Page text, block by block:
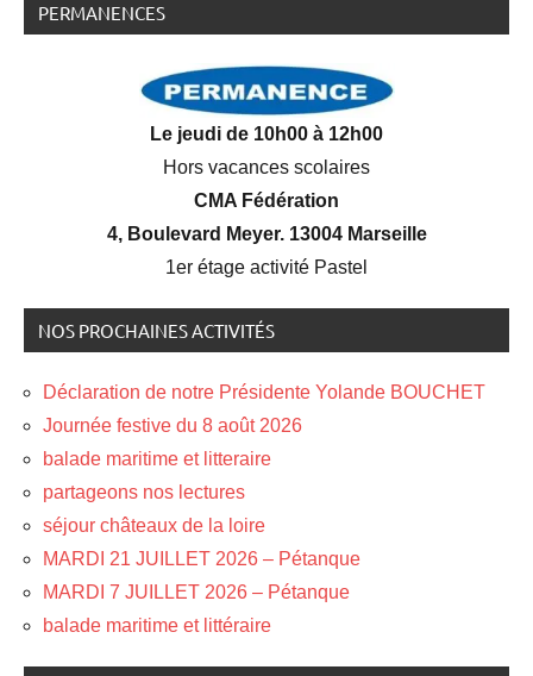
PERMANENCES
Le jeudi de 10h00 à 12h00
Hors vacances scolaires
CMA Fédération
4, Boulevard Meyer. 13004 Marseille
1er étage activité Pastel
NOS PROCHAINES ACTIVITÉS
Déclaration de notre Présidente Yolande BOUCHET
Journée festive du 8 août 2026
balade maritime et litteraire
partageons nos lectures
séjour châteaux de la loire
MARDI 21 JUILLET 2026 – Pétanque
MARDI 7 JUILLET 2026 – Pétanque
balade maritime et littéraire